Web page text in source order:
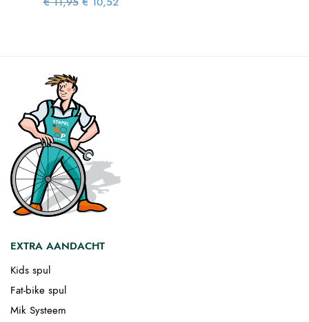
prijs was:
EXTRA AANDACHT
Kids spul
Fat-bike spul
Mik Systeem